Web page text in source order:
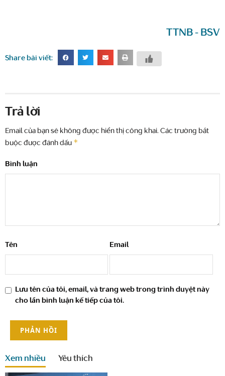
TTNB - BSV
Share bài viết:
Trả lời
Email của bạn sẽ không được hiển thị công khai. Các trường bắt
buộc được đánh dấu *
Bình luận
Tên Email
Lưu tên của tôi, email, và trang web trong trình duyệt này
cho lần bình luận kế tiếp của tôi.
Xem nhiều Yêu thích